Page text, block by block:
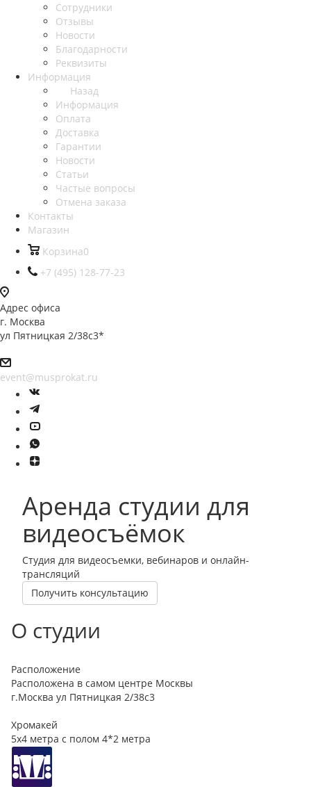
Сотрудники
Отзывы
Новости
Благодарности
Реквизиты
Информация
Назад
Информация
Оплата
Доставка
Гарантии
Новости
Статьи
Частые вопросы
Отмена заказа
Контакты
Магазин
Корзина0
+7 (495) 128-77-23
Адрес офиса
г. Москва
ул Пятницкая 2/38с3*
event@musprokat.ru
Аренда студии для
видеосъёмок
Студия для видеосъемки, вебинаров и онлайн-
трансляций
Получить консультацию
О студии
Расположение
Расположена в самом центре Москвы
г.Москва ул Пятницкая 2/38с3
Хромакей
5х4 метра с полом 4*2 метра